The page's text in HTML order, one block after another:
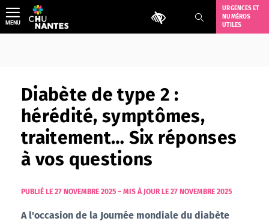
Aller
au
contenu
Outils d'accessibilité
URGENCES ET
NUMÉROS
UTILES
MENU
Diabète de type 2 :
hérédité, symptômes,
traitement… Six réponses
à vos questions
PUBLIÉ LE 27 NOVEMBRE 2025 – MIS À JOUR LE 27 NOVEMBRE 2025
A l'occasion de la Journée mondiale du diabète